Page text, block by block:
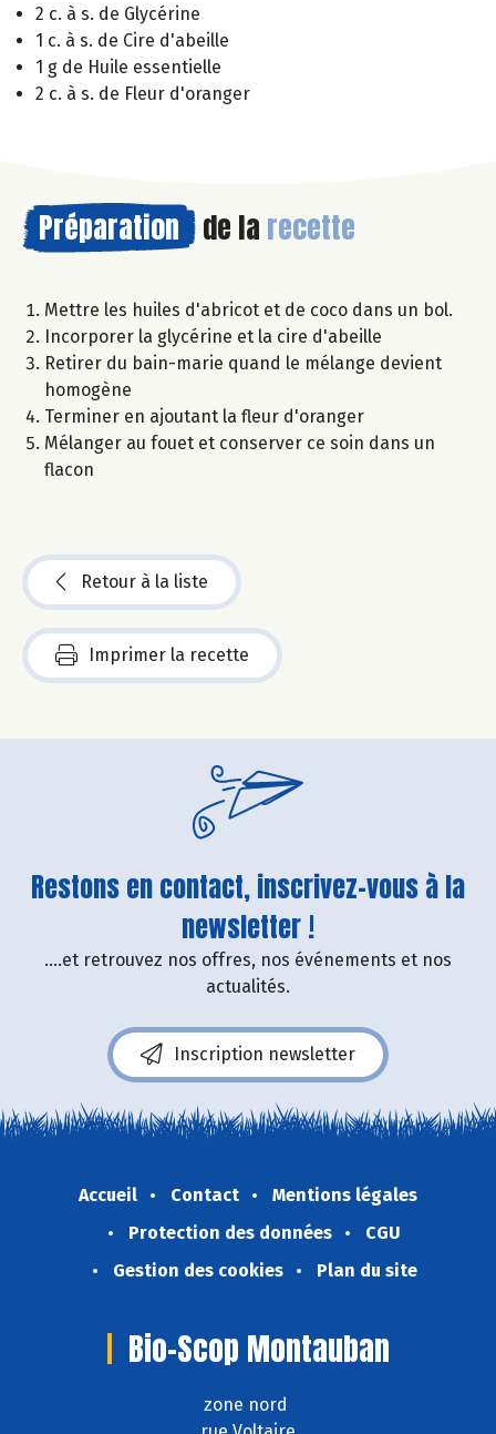
2 c. à s. de Glycérine
1 c. à s. de Cire d'abeille
1 g de Huile essentielle
2 c. à s. de Fleur d'oranger
Préparation de la recette
Mettre les huiles d'abricot et de coco dans un bol.
Incorporer la glycérine et la cire d'abeille
Retirer du bain-marie quand le mélange devient
homogène
Terminer en ajoutant la fleur d'oranger
Mélanger au fouet et conserver ce soin dans un
flacon
Retour à la liste
Imprimer la recette
Restons en contact, inscrivez-vous à la
newsletter !
....et retrouvez nos offres, nos événements et nos
actualités.
Inscription newsletter
Accueil Contact
Mentions légales
Protection des données
CGU
Gestion des cookies
Plan du site
Bio-Scop Montauban
zone nord